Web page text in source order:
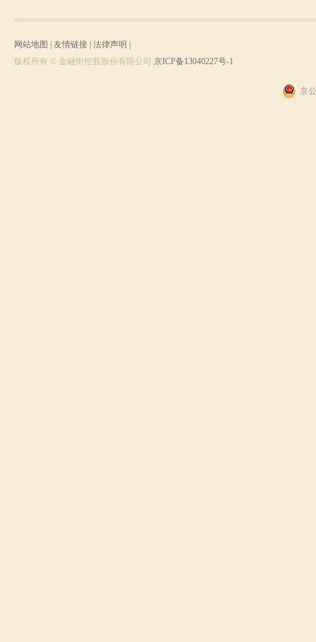
网站地图 友情链接 法律声明
版权所有 © 金融街控股股份有限公司 京ICP备13040227号-1
京